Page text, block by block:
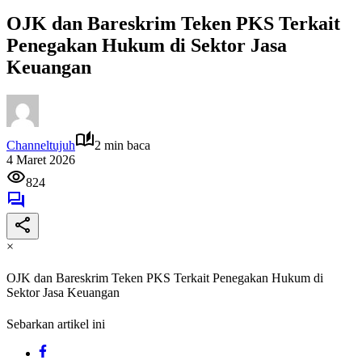
OJK dan Bareskrim Teken PKS Terkait
Penegakan Hukum di Sektor Jasa
Keuangan
Channeltujuh
2 min baca
4 Maret 2026
824
×
OJK dan Bareskrim Teken PKS Terkait Penegakan Hukum di
Sektor Jasa Keuangan
Sebarkan artikel ini